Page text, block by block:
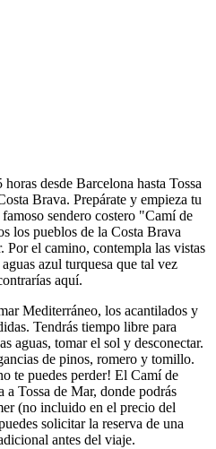
desde Barcelona hasta Tossa
Brava. Prepárate y empieza tu
sendero costero "Camí de
los pueblos de la Costa Brava
Por el camino, contempla las vistas
azul turquesa que tal vez
aquí.
Mediterráneo, los acantilados y
Tendrás tiempo libre para
aguas, tomar el sol y desconectar.
de pinos, romero y tomillo.
te puedes perder! El Camí de
a Tossa de Mar, donde podrás
(no incluido en el precio del
solicitar la reserva de una
antes del viaje.